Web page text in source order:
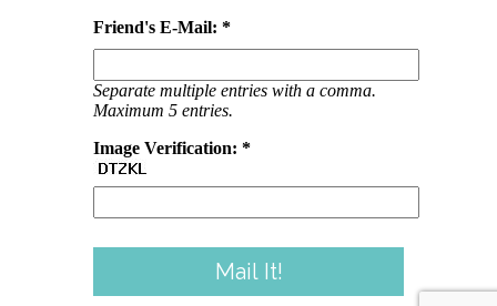
Friend's E-Mail: *
Separate multiple entries with a comma.
Maximum 5 entries.
Image Verification: *